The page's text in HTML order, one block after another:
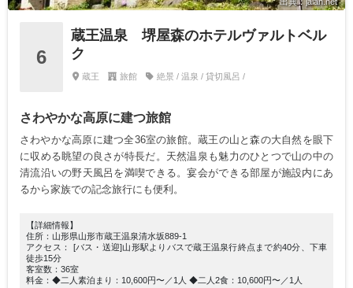
6
蔵王温泉 堺屋森のホテルヴァルトベル
ク
蔵王 旅館 絶景 / 温泉 / 貸切風呂 /
さわやかな高原に建つ旅館
さわやかな高原に建つ全36室の旅館。蔵王の山と森の大自然を眼下
に収める眺望の良さが特長だ。天然温泉も魅力のひとつで山の中の
清流沿いの野天風呂を満喫できる。宴会ができる部屋が施設内にあ
るから家族での記念旅行にも便利。
【詳細情報】
住所：山形県山形市蔵王温泉清水坂889-1
アクセス： [バス・送迎]山形駅よりバスで蔵王温泉行終点まで約40分、下車
徒歩15分
客室数：36室
料金：◆二人素泊まり：10,600円〜／1人 ◆二人2食：10,600円〜／1人